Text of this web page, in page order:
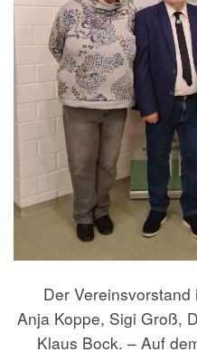
Der
Anja Koppe, Sigi Groß,
Klaus Bock. – Auf